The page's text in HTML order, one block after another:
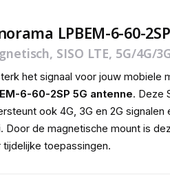
LPBEM-6-60-
SISO LTE, 5G/4G/
het signaal voor jouw mobiele
6-60-2SP 5G antenne. Deze
ook 4G, 3G en 2G
Door de magnetische mount is
tijdelijke toepassingen.